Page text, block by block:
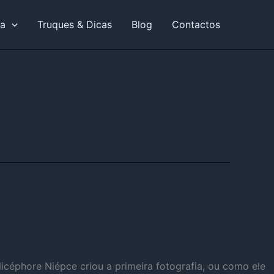
Truques & Dicas Blog Contactos
Niépce criou a primeira fotografia, ou como ele